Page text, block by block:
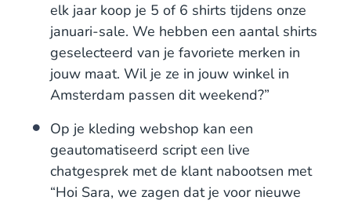
elk jaar koop je 5 of 6 shirts tijdens onze
januari-sale. We hebben een aantal shirts
geselecteerd van je favoriete merken in
jouw maat. Wil je ze in jouw winkel in
Amsterdam passen dit weekend?”
Op je kleding webshop kan een
geautomatiseerd script een live
chatgesprek met de klant nabootsen met
“Hoi Sara, we zagen dat je voor nieuwe